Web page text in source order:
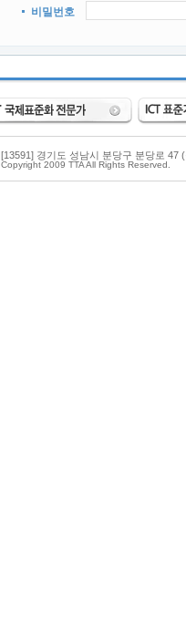
비밀번호
[13591] 경기도 성남시 분당구 분당로 47
Copyright 2009 TTA All Rights Reserved.